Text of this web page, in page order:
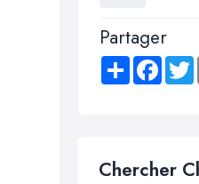
Partager
Share
Chercher